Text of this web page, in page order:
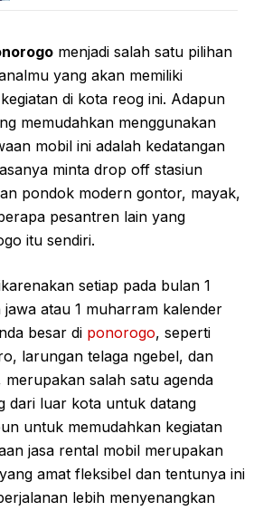
menjadi salah satu pilihan
yang akan memiliki
di kota reog ini. Adapun
memudahkan menggunakan
mobil ini adalah kedatangan
minta drop off stasiun
pondok modern gontor, mayak,
pesantren lain yang
itu sendiri.
setiap pada bulan 1
atau 1 muharram kalender
besar di ponorogo, seperti
larungan telaga ngebel, dan
salah satu agenda
dari luar kota untuk datang
untuk memudahkan kegiatan
jasa rental mobil merupakan
amat fleksibel dan tentunya ini
lebih menyenangkan